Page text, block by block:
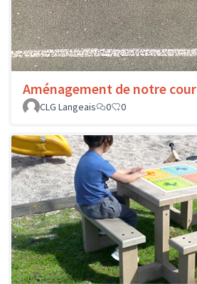
Aménagement de notre cour
CLG Langeais
0 0